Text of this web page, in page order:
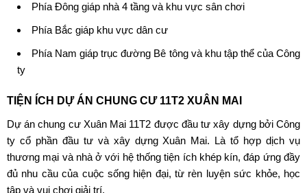
Phía Đông giáp nhà 4 tầng và khu vực sân chơi
Phía Bắc giáp khu vực dân cư
Phía Nam giáp trục đường Bê tông và khu tập thể của Công
ty
TIỆN ÍCH DỰ ÁN CHUNG CƯ 11T2 XUÂN MAI
Dự án chung cư Xuân Mai 11T2 được đầu tư xây dựng bởi Công
ty cổ phần đầu tư và xây dựng Xuân Mai. Là tổ hợp dịch vụ
thương mại và nhà ở với hệ thống tiện ích khép kín, đáp ứng đầy
đủ nhu cầu của cuộc sống hiện đại, từ rèn luyện sức khỏe, học
tập và vui chơi giải trí.